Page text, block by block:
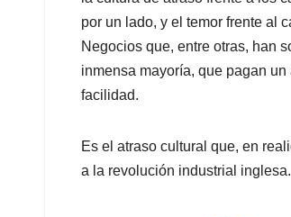
por un lado, y el temor frente al
Negocios que, entre otras, han
inmensa mayoría, que pagan
facilidad.
Es el atraso cultural que, en
a la revolución industrial inglesa.